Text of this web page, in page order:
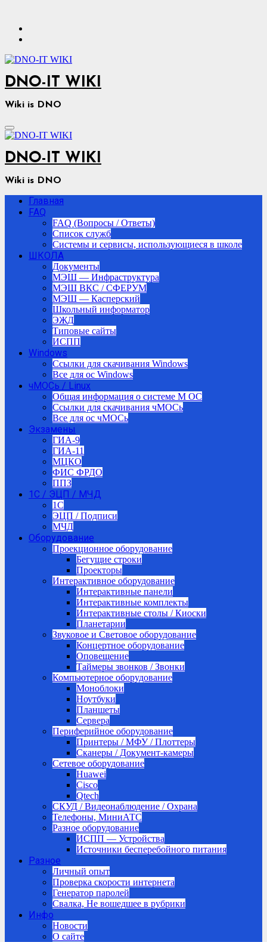
содержимому
DNO-IT WIKI
Wiki is DNO
DNO-IT WIKI
Wiki is DNO
Главная
FAQ
FAQ (Вопросы / Ответы)
Список служб
Системы и сервисы, использующиеся в школе
ШКОЛА
Документы
МЭШ — Инфраструктура
МЭШ ВКС / СФЕРУМ
МЭШ — Касперский
Школьный информатор
ЭЖД
Типовые сайты
ИСПП
Windows
Ссылки для скачивания Windows
Все для ос Windows
чМОСь / Linux
Общая информация о системе М ОС
Ссылки для скачивания чМОСь
Все для ос чМОСь
Экзамены
ГИА-9
ГИА-11
МЦКО
ФИС ФРДО
ППЗ
1С / ЭЦП / МЧД
1C
ЭЦП / Подписи
МЧД
Оборудование
Проекционное оборудование
Бегущие строки
Проекторы
Интерактивное оборудование
Интерактивные панели
Интерактивные комплекты
Интерактивные столы / Киоски
Планетарии
Звуковое и Световое оборудование
Концертное оборудование
Оповещение
Таймеры звонков / Звонки
Компьютерное оборудование
Моноблоки
Ноутбуки
Планшеты
Сервера
Периферийное оборудование
Принтеры / МФУ / Плоттеры
Сканеры / Документ-камеры
Сетевое оборудование
Huawei
Cisco
Qtech
СКУД / Видеонаблюдение / Охрана
Телефоны, МиниАТС
Разное оборудование
ИСПП — Устройства
Источники бесперебойного питания
Разное
Личный опыт
Проверка скорости интернета
Генератор паролей
Свалка, Не вошедшее в рубрики
Инфо
Новости
О сайте